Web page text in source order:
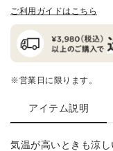
ご利用ガイドはこちら
※営業日に限ります。
アイテム説明
気温が高いときも涼